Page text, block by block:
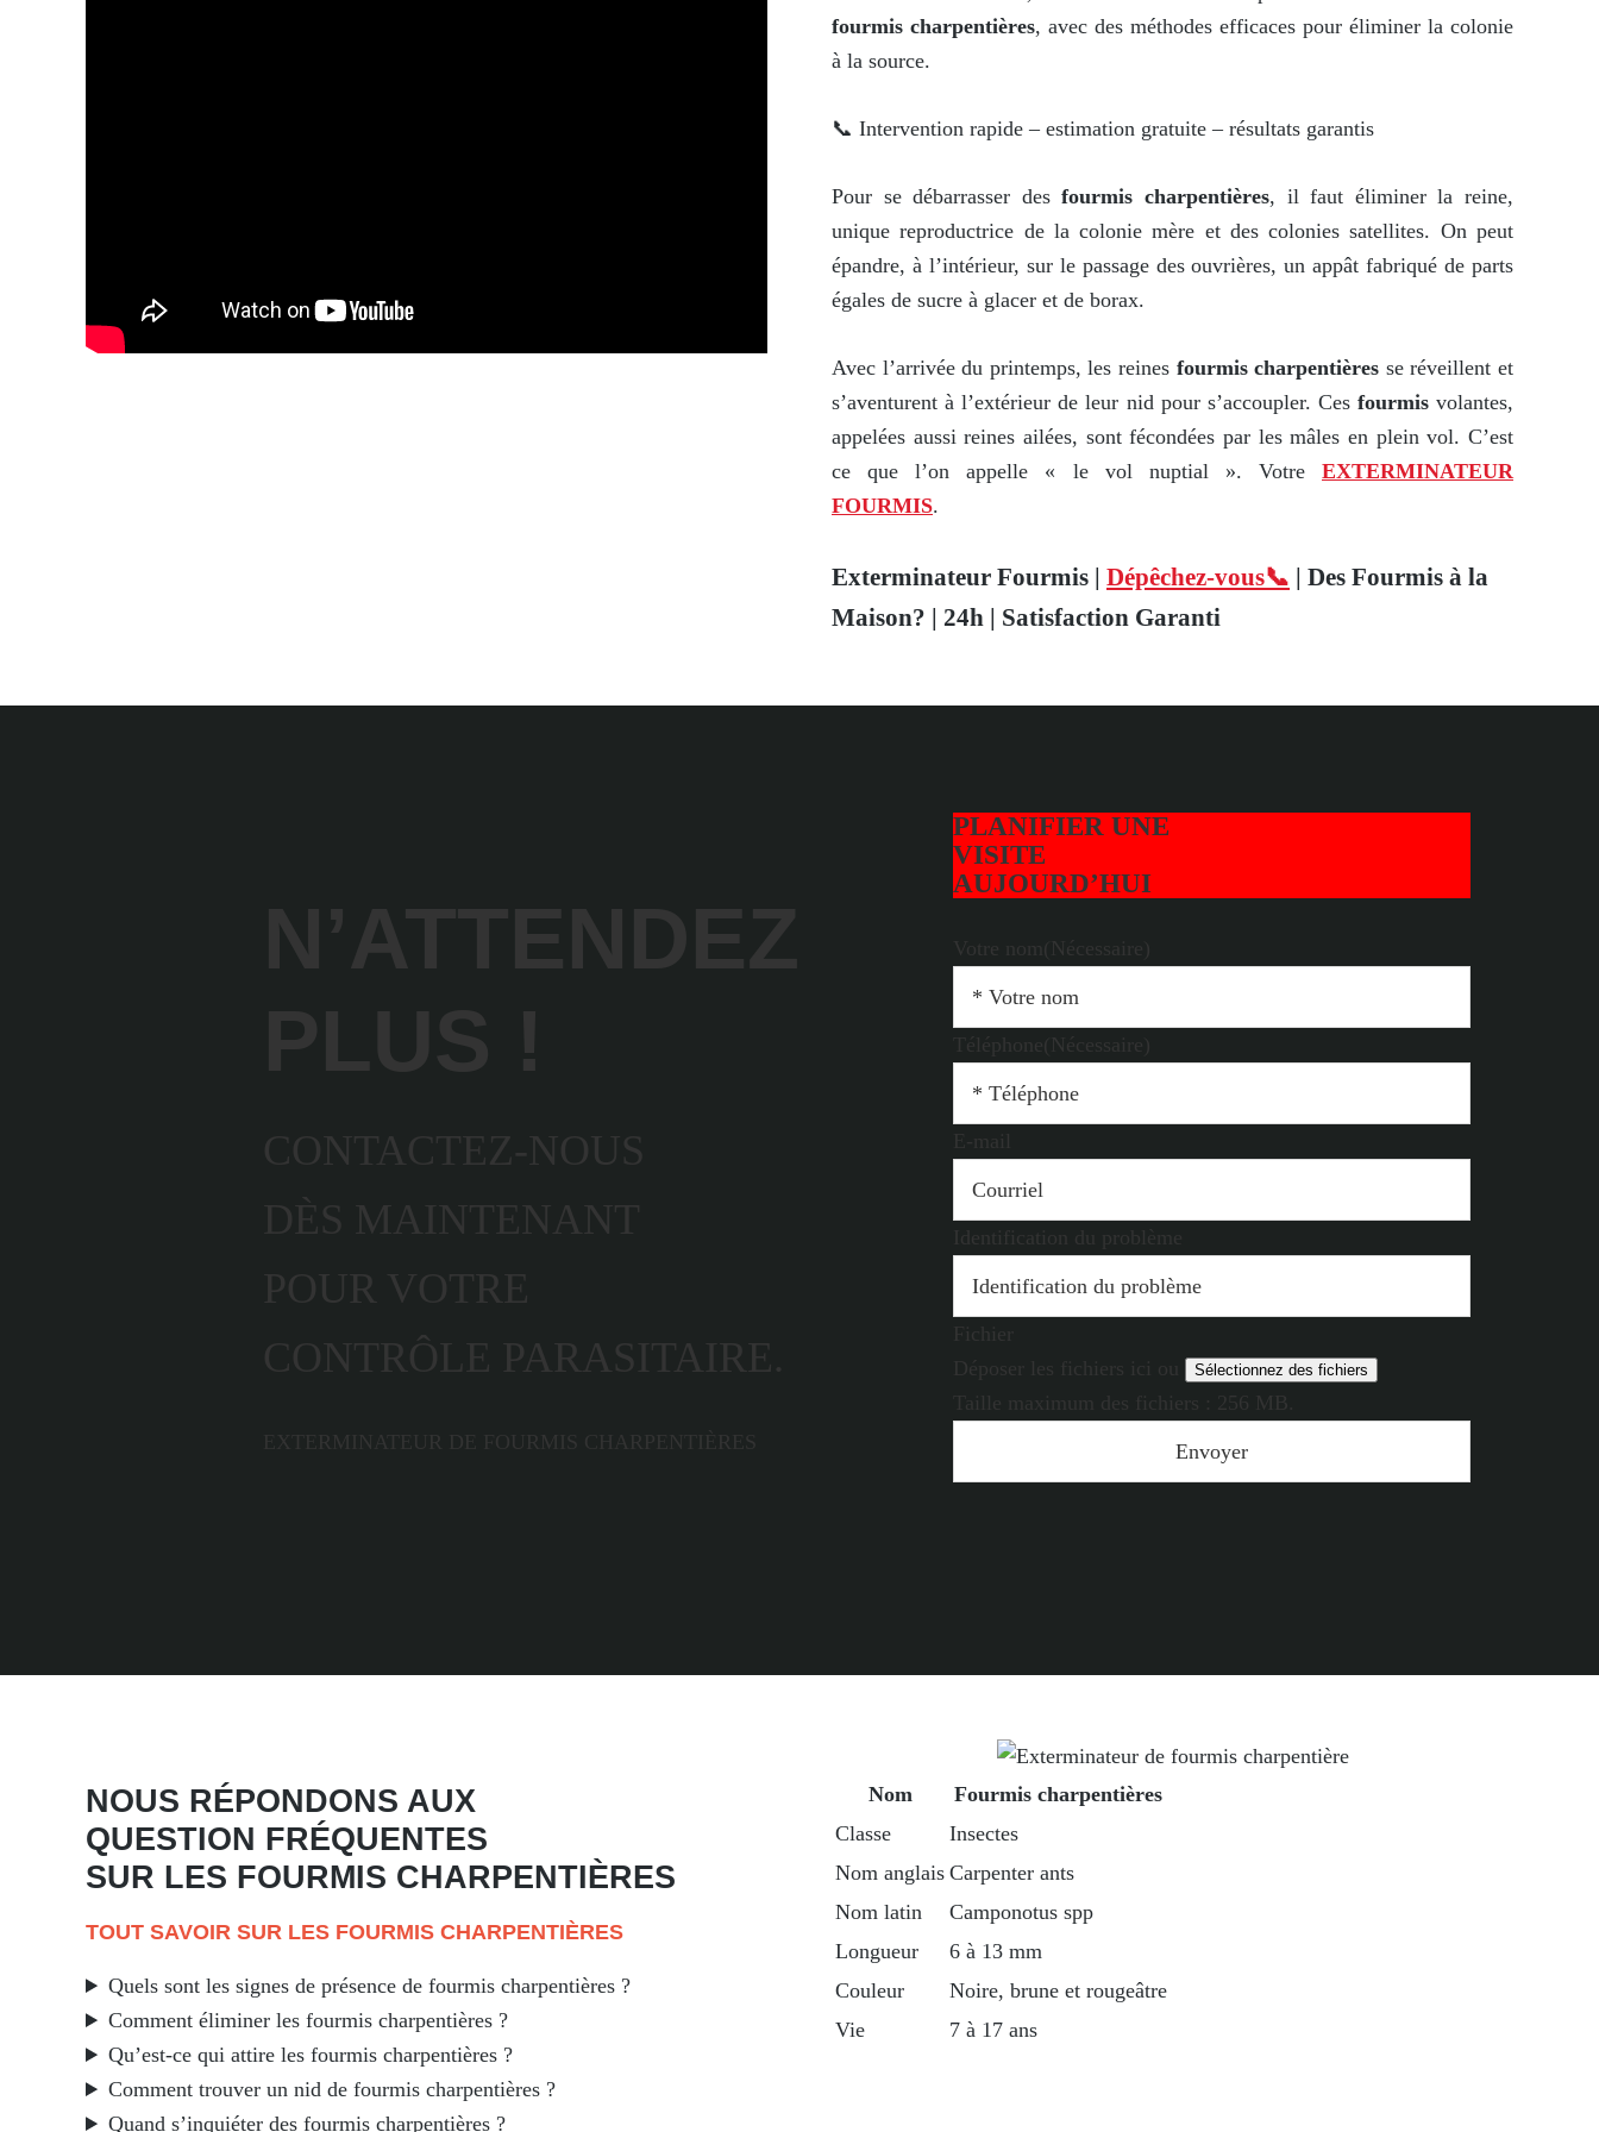
fourmis charpentières, avec des méthodes efficaces pour éliminer la colonie
à la source.
📞 Intervention rapide – estimation gratuite – résultats garantis
Pour se débarrasser desfourmis charpentières, il faut éliminer la reine,
unique reproductrice de la colonie mère et des colonies satellites. On peut
épandre, à l’intérieur, sur le passage des ouvrières, un appât fabriqué de parts
égales de sucre à glacer et de borax.
Avec l’arrivée du printemps, les reines fourmis charpentières se réveillent et
s’aventurent à l’extérieur de leur nid pour s’accoupler. Ces fourmisvolantes,
appelées aussi reines ailées, sont fécondées par les mâles en plein vol. C’est
ce que l’on appelle « le vol nuptial ». Votre EXTERMINATEUR
FOURMIS.
Exterminateur Fourmis | Dépêchez-vous📞 | Des Fourmis à la
Maison? | 24h | Satisfaction Garanti
N’ATTENDEZ
PLUS !
CONTACTEZ-NOUS
DÈS MAINTENANT
POUR VOTRE
CONTRÔLE PARASITAIRE.
EXTERMINATEUR DE FOURMIS CHARPENTIÈRES
PLANIFIER UNE
VISITE
AUJOURD’HUI
Votre nom (Nécessaire)
Téléphone (Nécessaire)
Identification du problème
Déposer les fichiers ici ou
Sélectionnez des fichiers
Taille maximum des fichiers : 256 MB.
NOUS RÉPONDONS AUX
QUESTION FRÉQUENTES
SUR LES FOURMIS CHARPENTIÈRES
TOUT SAVOIR SUR LES FOURMIS CHARPENTIÈRES
Quels sont les signes de présence de fourmis charpentières ?
Comment éliminer les fourmis charpentières ?
Qu’est-ce qui attire les fourmis charpentières ?
Comment trouver un nid de fourmis charpentières ?
Quand s’inquiéter des fourmis charpentières ?
Nom
Fourmis charpentières
Classe
Insectes
Nom anglais Carpenter ants
Nom latin
Camponotus spp
Longueur
6 à 13 mm
Couleur
Noire, brune et rougeâtre
Vie
7 à 17 ans